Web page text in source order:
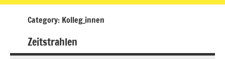
Category: Kolleg_innen
Zeitstrahlen